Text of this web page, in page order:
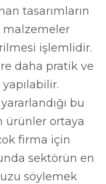
tasarımların
malzemeler
işlemlidir.
daha pratik ve
bu
ürünler ortaya
firma için
sektörün en
söylemek